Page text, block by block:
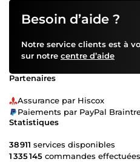
Besoin d’aide ?
Notre service clients est à
sur notre centre d’aide
Partenaires
Assurance par Hiscox
Paiements par PayPal
Statistiques
38 911 services disponibles
1 335 145 commandes effectuées